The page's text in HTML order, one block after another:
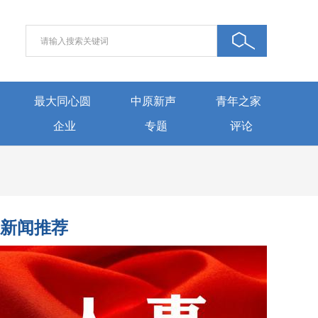
最大同心圆 中原新声 青年之家
企业 专题 评论
新闻推荐